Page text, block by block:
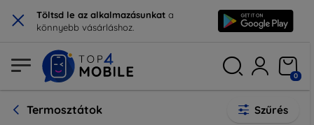
× Töltsd le az alkalmazásunkat a
könnyebb vásárláshoz.
0
Termosztátok Szűrés